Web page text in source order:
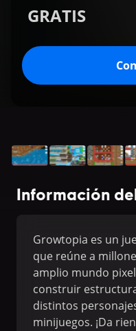
GRATIS
Información
Growtopia es un
que reúne a
amplio mundo
construir
distintos
minijuegos. ¡Da